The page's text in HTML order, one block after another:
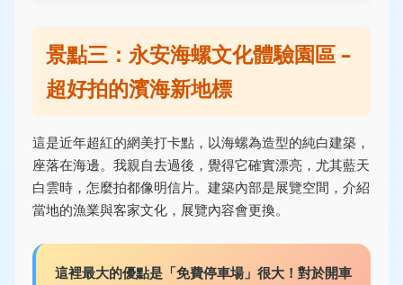
景點三：永安海螺文化體驗園區 –
超好拍的濱海新地標
這是近年超紅的網美打卡點，以海螺為造型的純白建築，
座落在海邊。我親自去過後，覺得它確實漂亮，尤其藍天
白雲時，怎麼拍都像明信片。建築內部是展覽空間，介紹
當地的漁業與客家文化，展覽內容會更換。
這裡最大的優點是「免費停車場」很大！對於開車